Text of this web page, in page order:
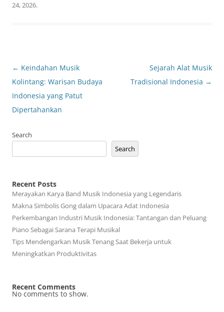
24, 2026.
Post
navigation
← Keindahan Musik
Kolintang: Warisan Budaya
Indonesia yang Patut
Dipertahankan
Sejarah Alat Musik
Tradisional Indonesia →
Search
Search
Recent Posts
Merayakan Karya Band Musik Indonesia yang Legendaris
Makna Simbolis Gong dalam Upacara Adat Indonesia
Perkembangan Industri Musik Indonesia: Tantangan dan Peluang
Piano Sebagai Sarana Terapi Musikal
Tips Mendengarkan Musik Tenang Saat Bekerja untuk
Meningkatkan Produktivitas
Recent Comments
No comments to show.